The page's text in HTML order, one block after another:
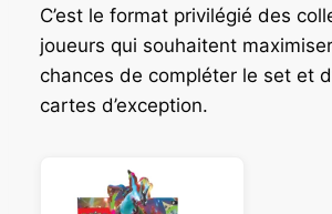
C’est le format privilégié des
joueurs qui souhaitent
chances de compléter le set et
cartes d’exception.